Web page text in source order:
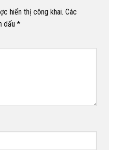
hiển thị công khai. Các
dấu *